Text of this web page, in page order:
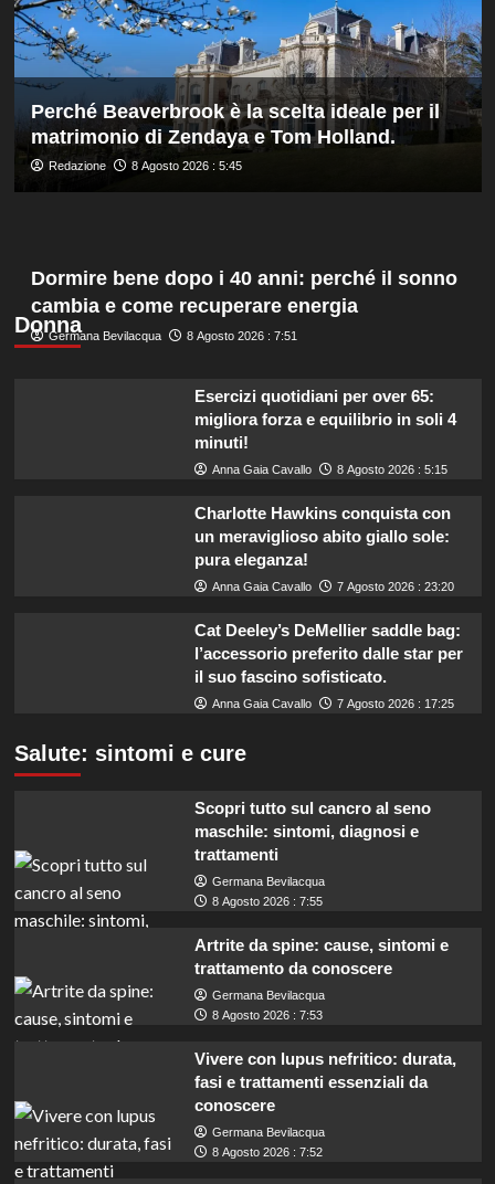
1000
di
Montreal,
Shang
in
tre
set
Perché Beaverbrook è la scelta ideale per il
matrimonio di Zendaya e Tom Holland.
Redazione 8 Agosto 2026 : 5:45
Donna
Dormire bene dopo i 40 anni: perché il sonno
cambia e come recuperare energia
Germana Bevilacqua 8 Agosto 2026 : 7:51
Esercizi quotidiani per over 65:
migliora forza e equilibrio in soli 4
minuti!
Anna Gaia Cavallo 8 Agosto 2026 : 5:15
Charlotte Hawkins conquista con
un meraviglioso abito giallo sole:
pura eleganza!
Anna Gaia Cavallo 7 Agosto 2026 : 23:20
Cat Deeley’s DeMellier saddle bag:
l’accessorio preferito dalle star per
il suo fascino sofisticato.
Anna Gaia Cavallo 7 Agosto 2026 : 17:25
Salute: sintomi e cure
Scopri tutto sul cancro al seno
maschile: sintomi, diagnosi e
trattamenti
Germana Bevilacqua
8 Agosto 2026 : 7:55
Artrite da spine: cause, sintomi e
trattamento da conoscere
Germana Bevilacqua
8 Agosto 2026 : 7:53
Vivere con lupus nefritico: durata,
fasi e trattamenti essenziali da
conoscere
Germana Bevilacqua
8 Agosto 2026 : 7:52